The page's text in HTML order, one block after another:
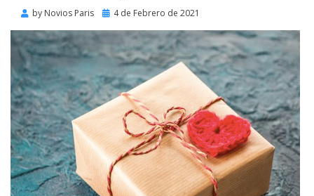
by Novios Paris
Posted
4 de Febrero de 2021